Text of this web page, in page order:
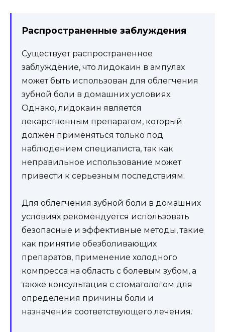
Распространенные заблуждения
Существует распространенное
заблуждение, что лидокаин в ампулах
может быть использован для облегчения
зубной боли в домашних условиях.
Однако, лидокаин является
лекарственным препаратом, который
должен применяться только под
наблюдением специалиста, так как
неправильное использование может
привести к серьезным последствиям.
Для облегчения зубной боли в домашних
условиях рекомендуется использовать
безопасные и эффективные методы, такие
как принятие обезболивающих
препаратов, применение холодного
компресса на область с болевым зубом, а
также консультация с стоматологом для
определения причины боли и
назначения соответствующего лечения.